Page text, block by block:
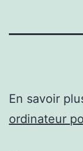
En savoir
ordinateur